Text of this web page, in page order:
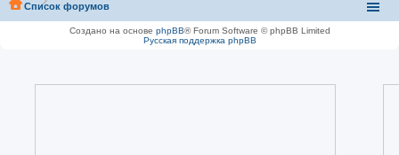
Список форумов
Создано на основе phpBB® Forum Software © phpBB Limited
Русская поддержка phpBB